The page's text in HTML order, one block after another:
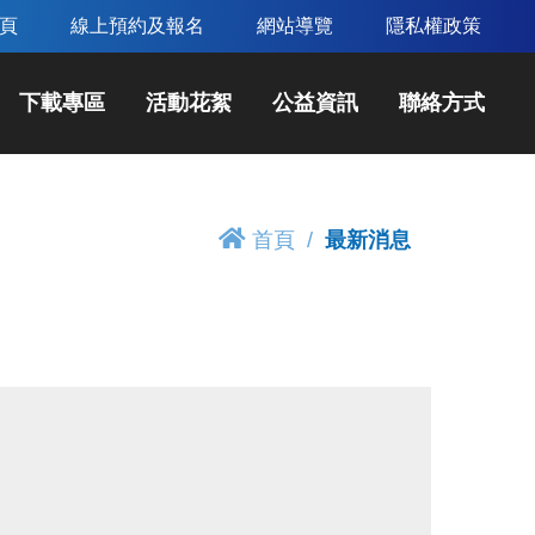
線上預約及報名 網站導覽 隱私權政策
下載專區 活動花絮 公益資訊 聯絡方式
首頁 最新消息